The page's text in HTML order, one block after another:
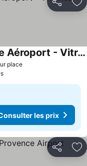
Partager
placeConsulter les
Appart'City Classic Marseille Aéroport - Vitrolles
les prix
Partager